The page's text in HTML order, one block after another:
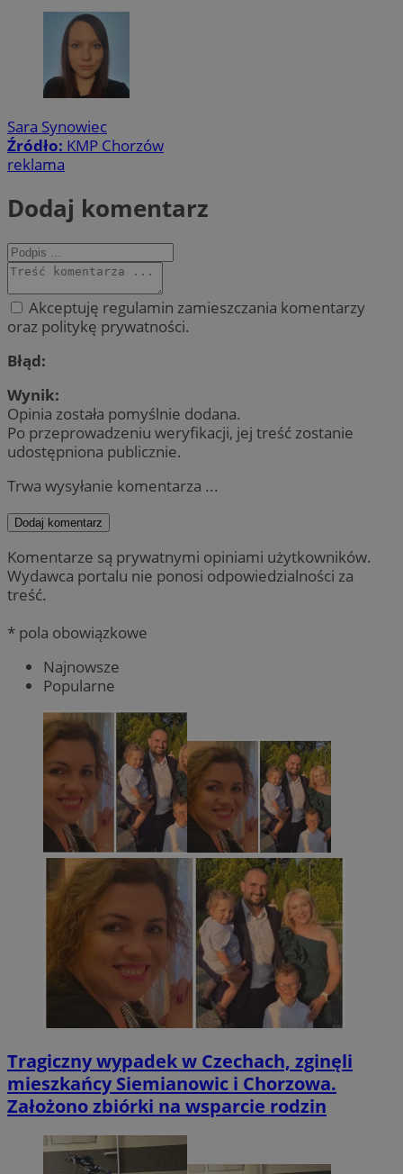
Sara Synowiec
Źródło: KMP Chorzów
reklama
Dodaj komentarz
Akceptuję regulamin zamieszczania komentarzy
oraz politykę prywatności.
Błąd:
Wynik:
Opinia została pomyślnie dodana.
Po przeprowadzeniu weryfikacji, jej treść zostanie
udostępniona publicznie.
Trwa wysyłanie komentarza ...
Dodaj komentarz
Komentarze są prywatnymi opiniami użytkowników.
Wydawca portalu nie ponosi odpowiedzialności za
treść.
* pola obowiązkowe
Najnowsze
Popularne
Tragiczny wypadek w Czechach, zginęli
mieszkańcy Siemianowic i Chorzowa.
Założono zbiórki na wsparcie rodzin